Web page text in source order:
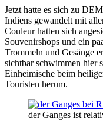
Jetzt hatte es sich zu
Indiens gewandelt mit
Couleur hatten sich
Souvenirshops und ein
Trommeln und Gesänge
sichtbar schwimmen hier
Einheimische beim
Touristen herum.
der Ganges ist